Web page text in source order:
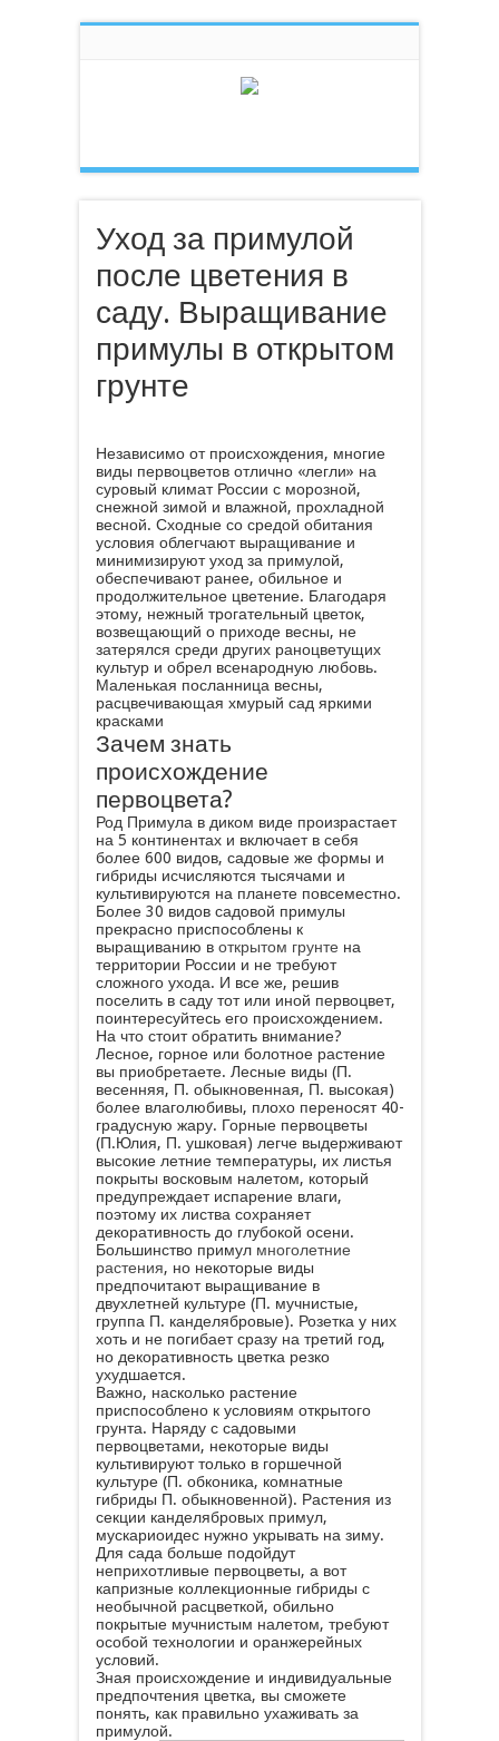
Уход за примулой
после цветения в
саду. Выращивание
примулы в открытом
грунте
Независимо от происхождения, многие
виды первоцветов отлично «легли» на
суровый климат России с морозной,
снежной зимой и влажной, прохладной
весной. Сходные со средой обитания
условия облегчают выращивание и
минимизируют уход за примулой,
обеспечивают ранее, обильное и
продолжительное цветение. Благодаря
этому, нежный трогательный цветок,
возвещающий о приходе весны, не
затерялся среди других раноцветущих
культур и обрел всенародную любовь.
Маленькая посланница весны,
расцвечивающая хмурый сад яркими
красками
Зачем знать
происхождение
первоцвета?
Род Примула в диком виде произрастает
на 5 континентах и включает в себя
более 600 видов, садовые же формы и
гибриды исчисляются тысячами и
культивируются на планете повсеместно.
Более 30 видов садовой примулы
прекрасно приспособлены к
выращиванию в открытом грунте на
территории России и не требуют
сложного ухода. И все же, решив
поселить в саду тот или иной первоцвет,
поинтересуйтесь его происхождением.
На что стоит обратить внимание?
Лесное, горное или болотное растение
вы приобретаете. Лесные виды (П.
весенняя, П. обыкновенная, П. высокая)
более влаголюбивы, плохо переносят 40-
градусную жару. Горные первоцветы
(П.Юлия, П. ушковая) легче выдерживают
высокие летние температуры, их листья
покрыты восковым налетом, который
предупреждает испарение влаги,
поэтому их листва сохраняет
декоративность до глубокой осени.
Большинство примул многолетние
растения, но некоторые виды
предпочитают выращивание в
двухлетней культуре (П. мучнистые,
группа П. канделябровые). Розетка у них
хоть и не погибает сразу на третий год,
но декоративность цветка резко
ухудшается.
Важно, насколько растение
приспособлено к условиям открытого
грунта. Наряду с садовыми
первоцветами, некоторые виды
культивируют только в горшечной
культуре (П. обконика, комнатные
гибриды П. обыкновенной). Растения из
секции канделябровых примул,
мускариоидес нужно укрывать на зиму.
Для сада больше подойдут
неприхотливые первоцветы, а вот
капризные коллекционные гибриды с
необычной расцветкой, обильно
покрытые мучнистым налетом, требуют
особой технологии и оранжерейных
условий.
Зная происхождение и индивидуальные
предпочтения цветка, вы сможете
понять, как правильно ухаживать за
примулой.